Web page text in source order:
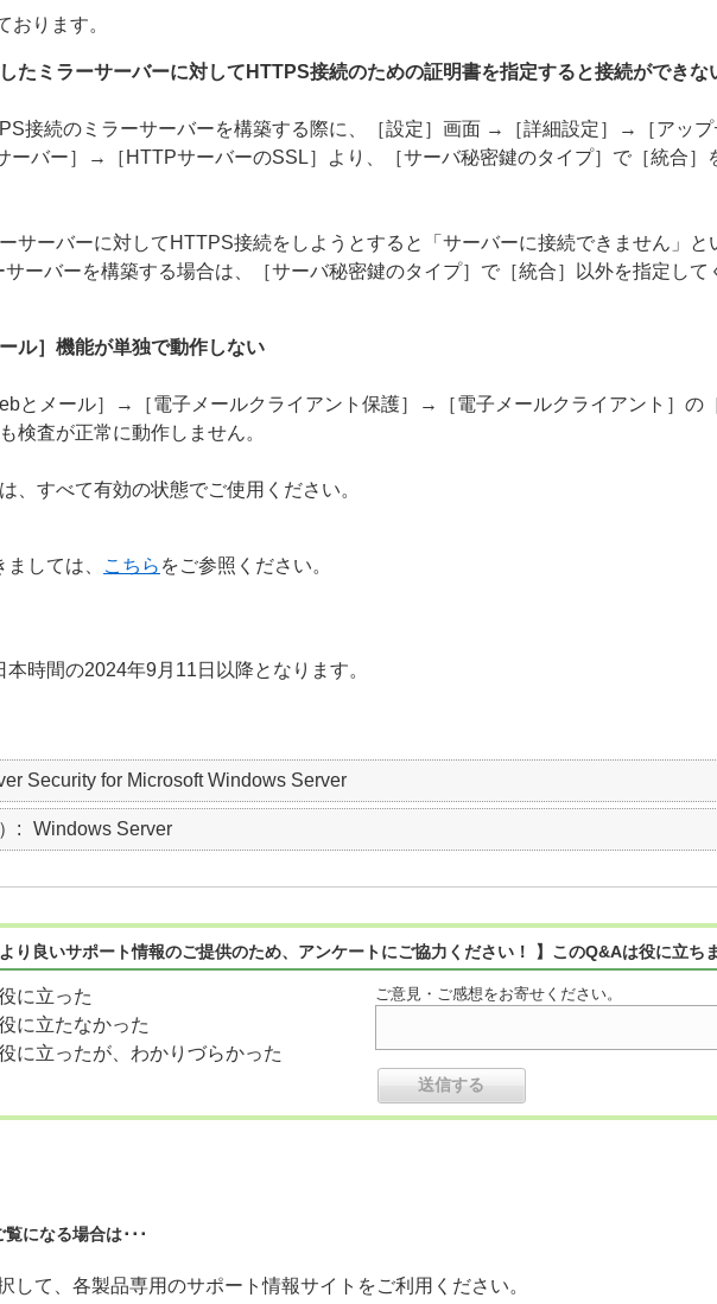
おります。
たミラーサーバーに対してHTTPS接続のための証明書を指定すると接続ができな
接続のミラーサーバーを構築する際に、［設定］画面 →［詳細設定］→［アッ
ーバー］→［HTTPサーバーのSSL］より、［サーバ秘密鍵のタイプ］で［統合］
サーバーに対してHTTPS接続をしようとすると「サーバーに接続できません」と
ーバーを構築する場合は、［サーバ秘密鍵のタイプ］で［統合］以外を指定して
ル］機能が単独で動作しない
とメール］→［電子メールクライアント保護］→［電子メールクライアント］の
検査が正常に動作しません。
、すべて有効の状態でご使用ください。
しては、 こちら をご参照ください。
時間の2024年9月11日以降となります。
Security for Microsoft Windows Server
Windows Server
より良いサポート情報のご提供のため、アンケートにご協力ください！ 】このQ&Aは役に立ち
に立った
に立たなかった
に立ったが、わかりづらかった
ご意見・ご感想をお寄せください。
になる場合は･･･
して、各製品専用のサポート情報サイトをご利用ください。